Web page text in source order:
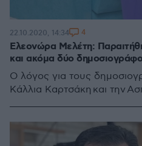
Ελεονώρα Μελέτη:
και ακόμα δύο
Ο λόγος για τους
Κάλλια Καρτσάκη και την
22.10.2020, 14:34 4